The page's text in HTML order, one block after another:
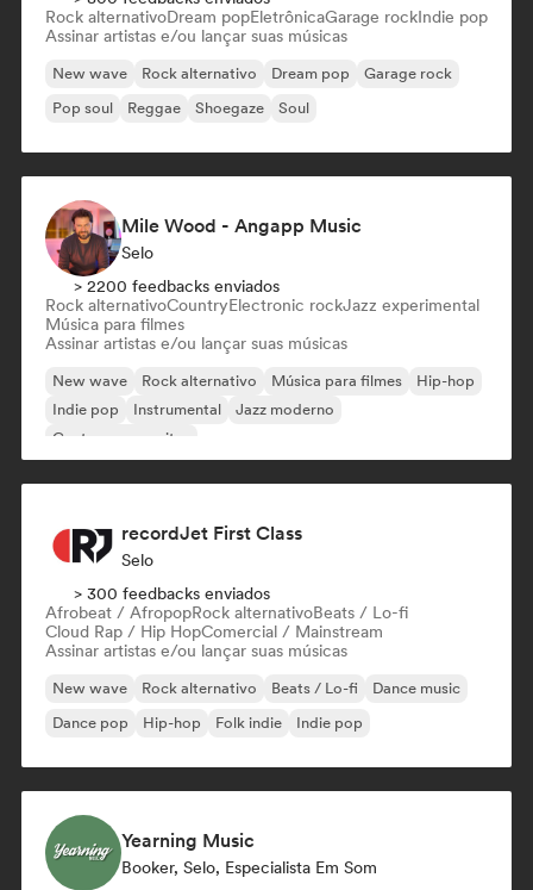
Rock alternativoDream popEletrônicaGarage rockIndie pop
Assinar artistas e/ou lançar suas músicas
New wave Rock alternativo Dream pop
Garage rock
Pop soul
Reggae Shoegaze Soul
Mile Wood - Angapp Music
Selo
> 2200 feedbacks enviados
Rock alternativoCountryElectronic rockJazz experimental
Música para filmes
Assinar artistas e/ou lançar suas músicas
New wave Rock alternativo Música para filmes
Hip-hop
Indie pop
Instrumental
Jazz moderno
Cantor-compositor
recordJet First Class
Selo
> 300 feedbacks enviados
Afrobeat / AfropopRock alternativoBeats / Lo-fi
Cloud Rap / Hip HopComercial / Mainstream
Assinar artistas e/ou lançar suas músicas
New wave Rock alternativo Beats / Lo-fi
Dance music
Dance pop
Hip-hop Folk indie Indie pop
Yearning Music
Booker, Selo, Especialista Em Som